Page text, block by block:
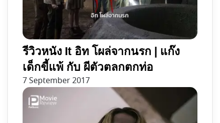
รีวิวหนัง It อิท โผล่จากนรก | แก๊ง
เด็กขี้แพ้ กับ ผีตัวตลกตกท่อ
7 September 2017